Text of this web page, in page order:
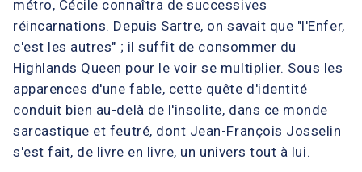
métro, Cécile connaîtra de successives
réincarnations. Depuis Sartre, on savait que "l'Enfer,
c'est les autres" ; il suffit de consommer du
Highlands Queen pour le voir se multiplier. Sous les
apparences d'une fable, cette quête d'identité
conduit bien au-delà de l'insolite, dans ce monde
sarcastique et feutré, dont Jean-François Josselin
s'est fait, de livre en livre, un univers tout à lui.